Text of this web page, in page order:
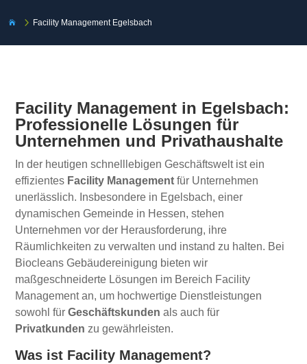
 5 Facility Management Egelsbach
Facility Management in Egelsbach:
Professionelle Lösungen für
Unternehmen und Privathaushalte
In der heutigen schnelllebigen Geschäftswelt ist ein
effizientes Facility Management für Unternehmen
unerlässlich. Insbesondere in Egelsbach, einer
dynamischen Gemeinde in Hessen, stehen
Unternehmen vor der Herausforderung, ihre
Räumlichkeiten zu verwalten und instand zu halten. Bei
Biocleans Gebäudereinigung bieten wir
maßgeschneiderte Lösungen im Bereich Facility
Management an, um hochwertige Dienstleistungen
sowohl fürGeschäftskunden als auch für
Privatkunden zu gewährleisten.
Was ist Facility Management?